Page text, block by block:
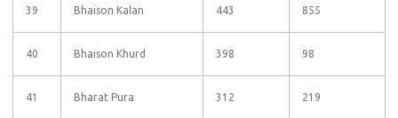
39 Bhaison Kalan 443 855
40 Bhaison Khurd 398 98
41 Bharat Pura 312 219